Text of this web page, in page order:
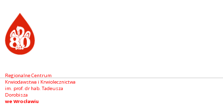
Regionalne Centrum
Krwiodawstwa i Krwiolecznictwa
im. prof. dr hab. Tadeusza
Dorobisza
we Wrocławiu